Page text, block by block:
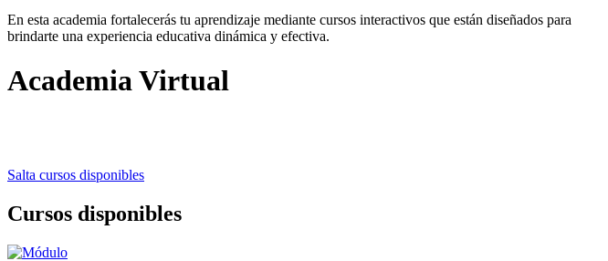
En esta academia fortalecerás tu aprendizaje mediante cursos interactivos que están diseñados para
brindarte una experiencia educativa dinámica y efectiva.
Academia Virtual
Salta cursos disponibles
Cursos disponibles